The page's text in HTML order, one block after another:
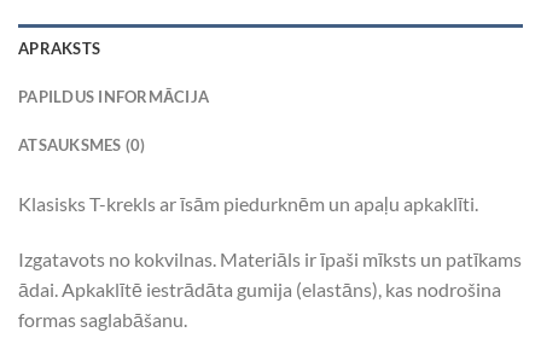
APRAKSTS
PAPILDUS INFORMĀCIJA
ATSAUKSMES (0)
Klasisks T-krekls ar īsām piedurknēm un apaļu apkaklīti.
Izgatavots no kokvilnas. Materiāls ir īpaši mīksts un patīkams
ādai. Apkaklītē iestrādāta gumija (elastāns), kas nodrošina
formas saglabāšanu.